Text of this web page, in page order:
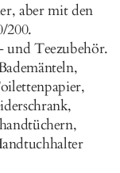
aber mit den
200.
und Teezubehör.